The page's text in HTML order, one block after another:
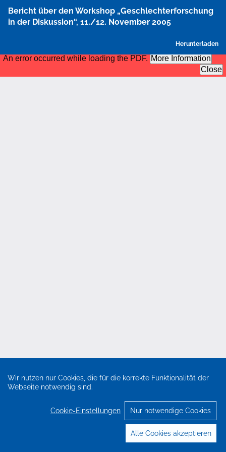
Wir nutzen nur Cookies, die für die korrekte Funktionalität der
Webseite notwendig sind.
Cookie-Einstellungen Nur notwendige Cookies
Alle Cookies akzeptieren
Artikeldetails
zurückkehren
Bericht über den Workshop „Geschlechterforschung
in der Diskussion“, 11./12. November 2005
Herunterladen